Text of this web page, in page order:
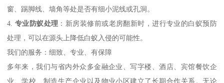
窗、踢脚线、墙角等处是否有细小泥线或孔洞。
4. 专业防蚁处理 ：新房装修前或老房翻新时，进行专业的白蚁预防
处理，可以在源头上降低白蚁入侵的可能性。
我们的服务：细致、专业、有保障
多年来，我们与省内外众多金融企业、写字楼、酒店、宾馆餐饮企
业、学校、制造生产企业以及物业小区建立了长期合作关系。无论